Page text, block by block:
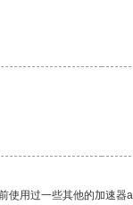
用过一些其他的加速器